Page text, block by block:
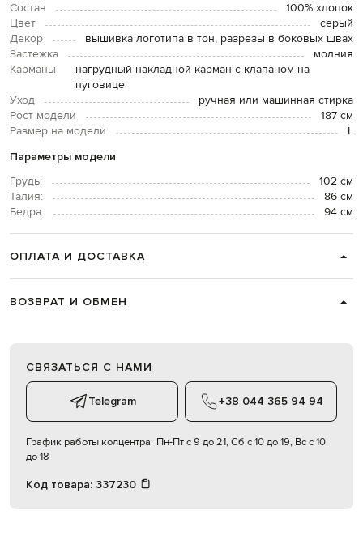
Состав
100% хлопок
Цвет
серый
Декор
вышивка логотипа в тон, разрезы в боковых швах
Застежка
молния
Карманы
нагрудный накладной карман с клапаном на
пуговице
Уход
ручная или машинная стирка
Рост модели
187 см
Размер на модели
L
Параметры модели
Грудь:
102 см
Талия:
86 см
Бедра:
94 см
ОПЛАТА И ДОСТАВКА
ВОЗВРАТ И ОБМЕН
СВЯЗАТЬСЯ С НАМИ
Telegram +38 044 365 94 94
График работы колцентра: Пн-Пт с 9 до 21, Сб с 10 до 19, Вс с 10
до 18
Код товара: 337230